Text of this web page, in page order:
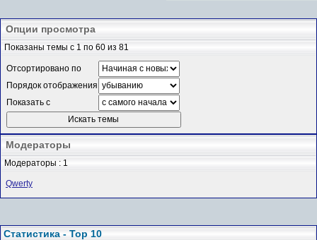
Опции просмотра
Показаны темы с 1 по 60 из 81
Отсортировано по
Порядок отображения
Показать с
Модераторы
Модераторы : 1
Qwerty
Статистика - Top 10